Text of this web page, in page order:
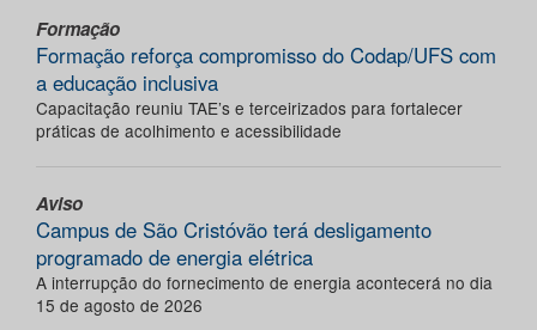
Formação
Formação reforça compromisso do Codap/UFS com
a educação inclusiva
Capacitação reuniu TAE’s e terceirizados para fortalecer
práticas de acolhimento e acessibilidade
Aviso
Campus de São Cristóvão terá desligamento
programado de energia elétrica
A interrupção do fornecimento de energia acontecerá no dia
15 de agosto de 2026